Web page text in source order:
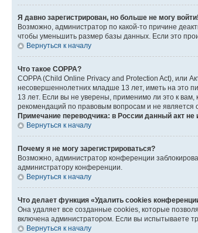
Я давно зарегистрирован, но больше не могу войти!
Возможно, администратор по какой-то причине
чтобы уменьшить размер базы данных. Если это
Вернуться к началу
Что такое COPPA?
COPPA (Child Online Privacy and Protection Act), или
несовершеннолетних младше 13 лет, иметь на это
13 лет. Если вы не уверены, применимо ли это к
рекомендаций по правовым вопросам и не является
Примечание переводчика: в России данный акт
Вернуться к началу
Почему я не могу зарегистрироваться?
Возможно, администратор конференции
администратору конференции.
Вернуться к началу
Что делает функция «Удалить cookies
Она удаляет все созданные cookies, которые
включена администратором. Если вы испытываете
Вернуться к началу